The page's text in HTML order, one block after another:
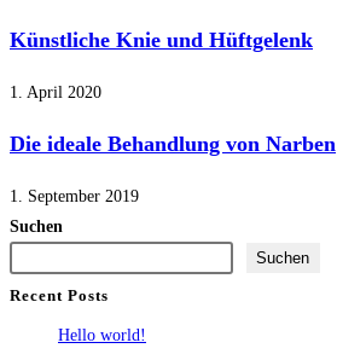
Künstliche Knie und Hüftgelenk
1. April 2020
Die ideale Behandlung von Narben
1. September 2019
Suchen
Suchen
Recent Posts
Hello world!